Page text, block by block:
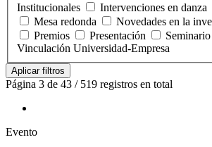
Institucionales
Intervenciones en danza
Mesa redonda
Novedades en la
Premios
Presentación Seminario
Vinculación Universidad-Empresa
Aplicar filtros
Página 3 de 43 / 519 registros en total
Evento